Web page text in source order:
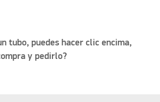
tubo, puedes hacer clic encima,
y pedirlo?